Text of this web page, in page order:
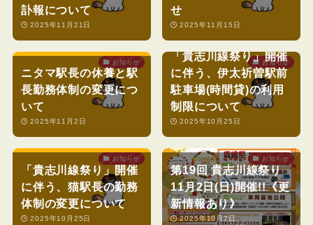
訃報について
2025年11月21日
せ
2025年11月15日
お知らせ
ニタマ駅長の休養と駅
長勤務体制の変更につ
いて
2025年11月2日
お知らせ
「貴志川線祭り」開催
に伴う、伊太祈曽駅前
駐車場(時間貸)の利用
制限について
2025年10月25日
お知らせ
「貴志川線祭り」開催
に伴う、猫駅長の勤務
体制の変更について
2025年10月25日
お知らせ
第19回 貴志川線祭り
11月2日(日)開催!!《更
新情報あり》
2025年10月7日